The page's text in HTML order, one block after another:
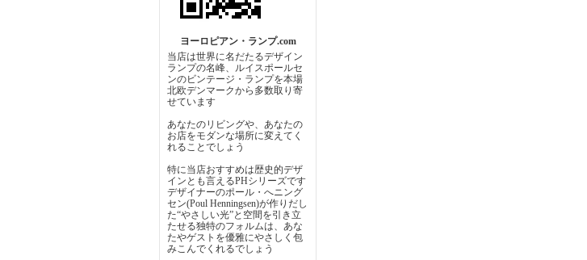
ヨーロピアン・ランプ.com
当店は世界に名だたるデザイン
ランプの名峰、ルイスポールセ
ンのビンテージ・ランプを本場
北欧デンマークから多数取り寄
せています
あなたのリビングや、あなたの
お店をモダンな場所に変えてく
れることでしょう
特に当店おすすめは歴史的デザ
インとも言えるPHシリーズです
デザイナーのポール・へニング
セン(Poul Henningsen)が作りだし
た“やさしい光”と空間を引き立
たせる独特のフォルムは、あな
たやゲストを優雅にやさしく包
みこんでくれるでしょう